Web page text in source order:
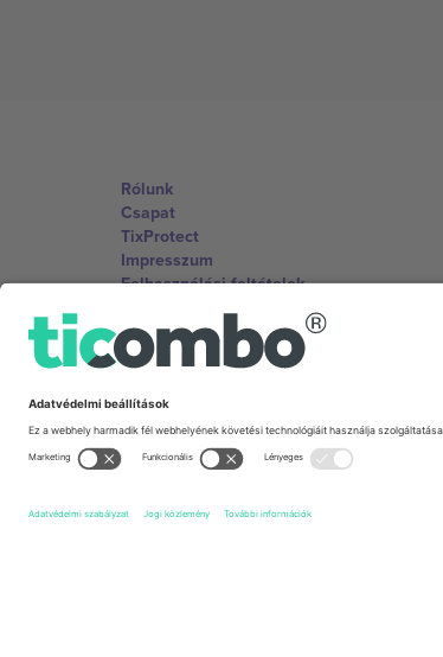
Rólunk
Csapat
TixProtect
Impresszum
Felhasználási feltételek
Partnerprogram